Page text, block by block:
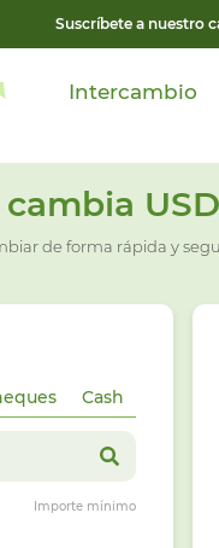
Suscríbete a nuestro
Intercambio
de forma rápida y
Cash
Importe mínimo